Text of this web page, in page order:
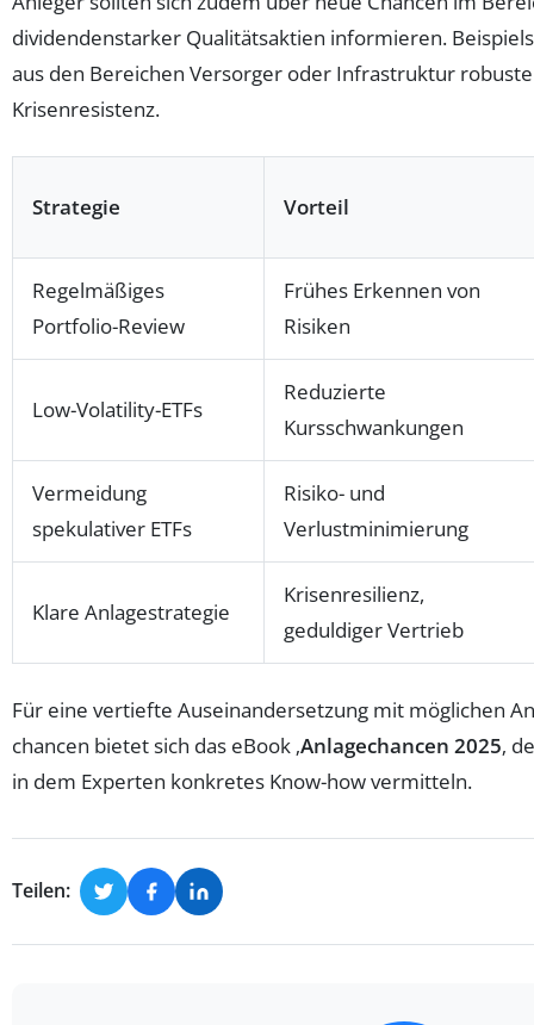
dividendenstarker Qualitätsaktien informieren.
aus den Bereichen Versorger oder Infrastruktur
Krisenresistenz.
Strategie Vorteil
Regelmäßiges
Portfolio-Review
Frühes Erkennen von
Risiken
Low-Volatility-ETFs
Reduzierte
Kursschwankungen
Vermeidung
spekulativer ETFs
Risiko- und
Verlustminimierung
Klare Anlagestrategie
Krisenresilienz,
geduldiger Vertrieb
Für eine vertiefte Auseinandersetzung mit möglichen
chancen bietet sich das eBook ‚Anlagechancen 2025‚
in dem Experten konkretes Know-how vermitteln.
Teilen: